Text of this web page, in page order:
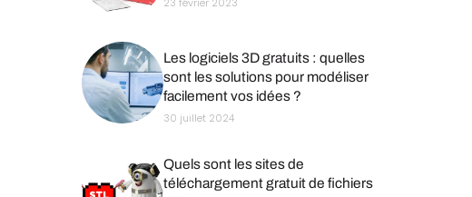
23 février 2023
Les logiciels 3D gratuits : quelles
sont les solutions pour modéliser
facilement vos idées ?
30 juillet 2024
Quels sont les sites de
téléchargement gratuit de fichiers